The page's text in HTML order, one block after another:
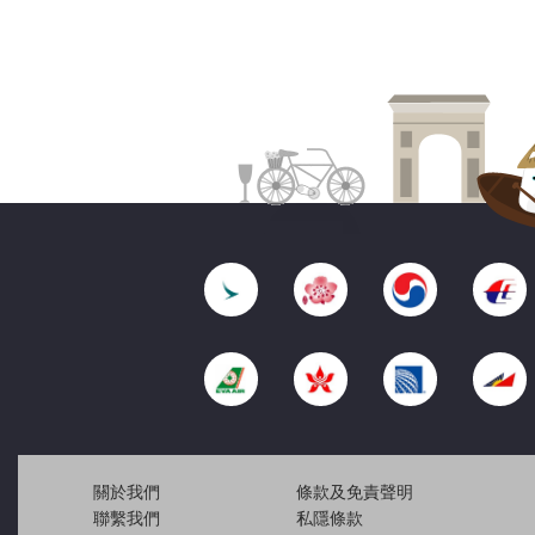
關於我們
聯繫我們
條款及免責聲明
私隱條款